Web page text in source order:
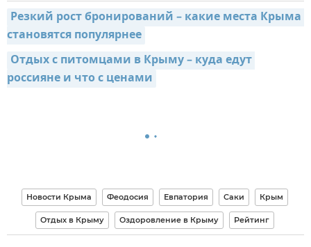
Резкий рост бронирований – какие места Крыма
становятся популярнее
Отдых с питомцами в Крыму – куда едут
россияне и что с ценами
Новости Крыма Феодосия Евпатория Саки Крым
Отдых в Крыму Оздоровление в Крыму Рейтинг